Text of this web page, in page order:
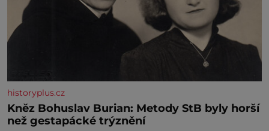
historyplus.cz
Kněz Bohuslav Burian: Metody StB byly horší
než gestapácké trýznění